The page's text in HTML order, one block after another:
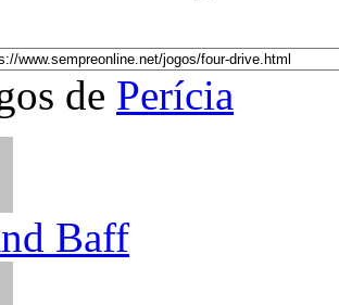
de Perícia
Baff